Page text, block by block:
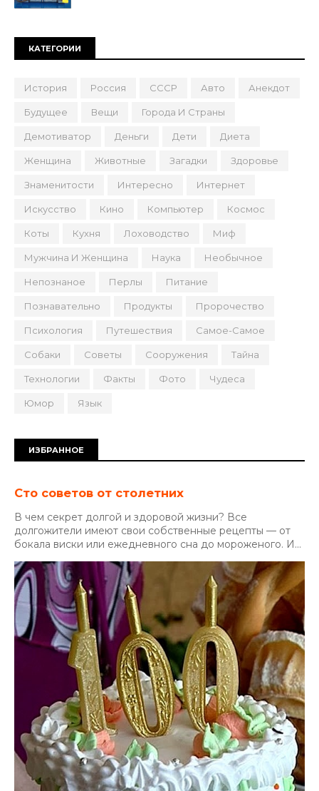
КАТЕГОРИИ
История Россия СССР Авто Анекдот
Будущее Вещи Города И Страны
Демотиватор Деньги Дети Диета
Женщина Животные Загадки Здоровье
Знаменитости Интересно Интернет
Искусство Кино Компьютер Космос
Коты Кухня Лоховодство Миф
Мужчина И Женщина Наука Необычное
Непознаное Перлы Питание
Познавательно Продукты Пророчество
Психология Путешествия Самое-Самое
Собаки Советы Сооружения Тайна
Технологии Факты Фото Чудеса
Юмор Язык
ИЗБРАННОЕ
Сто советов от столетних
В чем секрет долгой и здоровой жизни? Все
долгожители имеют свои собственные рецепты — от
бокала виски или ежедневного сна до мороженого. И...